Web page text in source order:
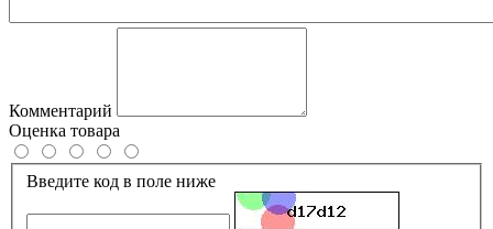
Комментарий
Оценка товара
Введите код в поле ниже